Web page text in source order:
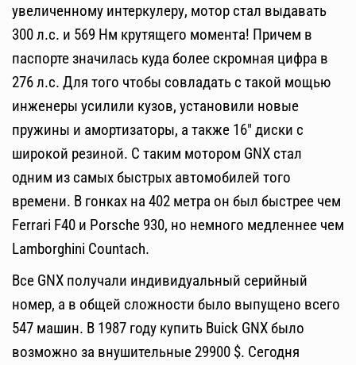
увеличенному интеркулеру, мотор стал выдавать
300 л.с. и 569 Нм крутящего момента! Причем в
паспорте значилась куда более скромная цифра в
276 л.с. Для того чтобы совладать с такой мощью
инженеры усилили кузов, установили новые
пружины и амортизаторы, а также 16″ диски с
широкой резиной. С таким мотором GNX стал
одним из самых быстрых автомобилей того
времени. В гонках на 402 метра он был быстрее чем
Ferrari F40 и Porsche 930, но немного медленнее чем
Lamborghini Countach.
Все GNX получали индивидуальный серийный
номер, а в общей сложности было выпущено всего
547 машин. В 1987 году купить Buick GNX было
возможно за внушительные 29900 $. Сегодня